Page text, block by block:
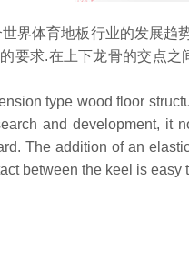
体育地板行业的发展趋
要求.在上下龙骨的交点
type wood floor
and development, it
The addition of an
between the keel is easy